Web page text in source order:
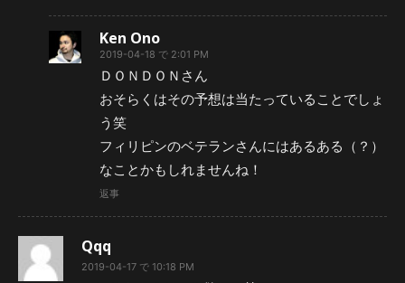
Ken Ono
2019-04-18 で 2:01 PM
ＤＯＮＤＯＮさん
おそらくはその予想は当たっていることでしょ
う笑
フィリピンのベテランさんにはあるある（？）
なことかもしれませんね！
返事
Qqq
2019-04-17 で 10:18 PM